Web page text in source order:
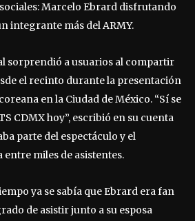
Marcelo Ebrard disfrutando
integrante más del ARMY.
sorprendió a usuarios al compartir
el recinto durante la presentación
en la Ciudad de México. “Sí se
CDMX hoy”, escribió en su cuenta
parte del espectáculo y el
entre miles de asistentes.
ya se sabía que Ebrard era fan
de asistir junto a su esposa